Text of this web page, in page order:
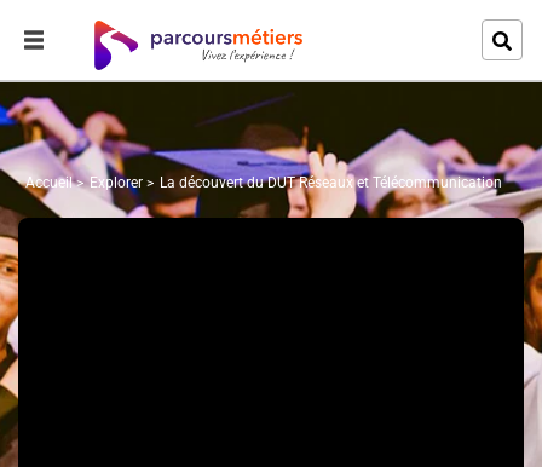
Accueil Explorer La découvert du DUT Réseaux et Télécommunication